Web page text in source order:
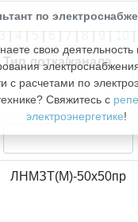
по
свою
с расчетами по
Свяжитесь с
электроэнергетике!
366из366записей.
3 | 4 | 5 | 6 | 7 | 8 | 9 | 10 |
Тип лотка/канала
ЛНМЗТ(М)-50x50пр